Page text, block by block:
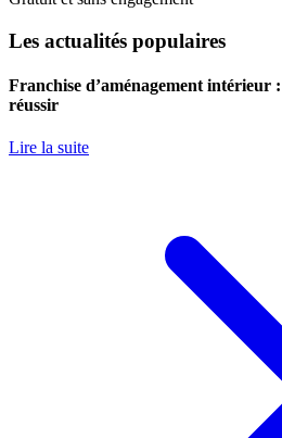
Les actualités populaires
Franchise d’aménagement intérieur
réussir
Lire la suite